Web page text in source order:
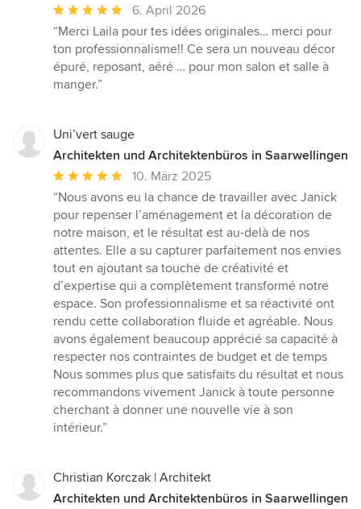
Durchschnittliche
Bewertung:
5
von
5
6. April 2026
“Merci Laila pour tes idées originales… merci pour
ton professionnalisme!! Ce sera un nouveau décor
épuré, reposant, aéré … pour mon salon et salle à
manger.”
Uni’vert sauge
Architekten und Architektenbüros in Saarwellingen
Durchschnittliche
Bewertung:
5
von
5
Sternen
10. März 2025
“Nous avons eu la chance de travailler avec Janick
pour repenser l’aménagement et la décoration de
notre maison, et le résultat est au-delà de nos
attentes. Elle a su capturer parfaitement nos envies
tout en ajoutant sa touche de créativité et
d’expertise qui a complètement transformé notre
espace. Son professionnalisme et sa réactivité ont
rendu cette collaboration fluide et agréable. Nous
avons également beaucoup apprécié sa capacité à
respecter nos contraintes de budget et de temps
Nous sommes plus que satisfaits du résultat et nous
recommandons vivement Janick à toute personne
cherchant à donner une nouvelle vie à son
intérieur.”
Christian Korczak | Architekt
Architekten und Architektenbüros in Saarwellingen